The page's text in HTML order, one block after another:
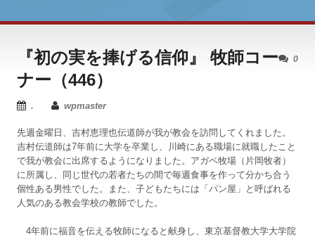
0
『初の実を捧げる信仰』 牧師コー
ナー（446）
. wpmaster
先週金曜日、吉村恵理也伝道師が我が教会を訪問してくれました。
吉村伝道師は7年前に大学を卒業し、川崎にある職場に就職したこと
で我が教会に出席するようになりました。アガペ牧場（片岡牧者）
に所属し、同じ世代の若者たちの間で毎週食事を作って分かち合う
個性ある男性でした。また、子どもたちには「パン屋」と呼ばれる
人気のある教会学校の教師でした。
4年前に福音を伝える牧師になると献身し、東京基督教大学大学院